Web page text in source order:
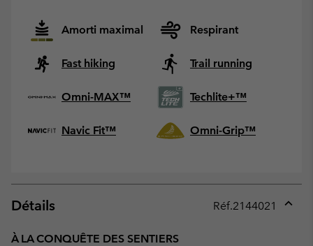
Amorti maximal Respirant
Fast hiking Trail running
Omni-MAX™ Techlite+™
Navic Fit™ Omni-Grip™
Détails Réf.2144021
À LA CONQUÊTE DES SENTIERS